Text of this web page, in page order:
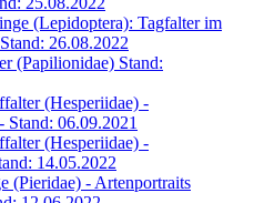
(Lepidoptera): Tagfalter im
26.08.2022
(Papilionidae) Stand:
(Hesperiidae) -
Stand: 06.09.2021
(Hesperiidae) -
14.05.2022
(Pieridae) - Artenportraits